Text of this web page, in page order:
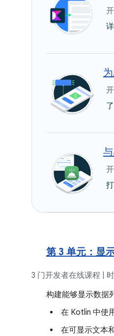
第 3 单元：显
3 门开发者在线课程 |
构建能够显示数据
在 Kotlin 中使
在可显示文本